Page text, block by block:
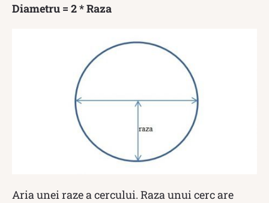
Diametru = 2 * Raza
Aria unei raze a cercului. Raza unui cerc are